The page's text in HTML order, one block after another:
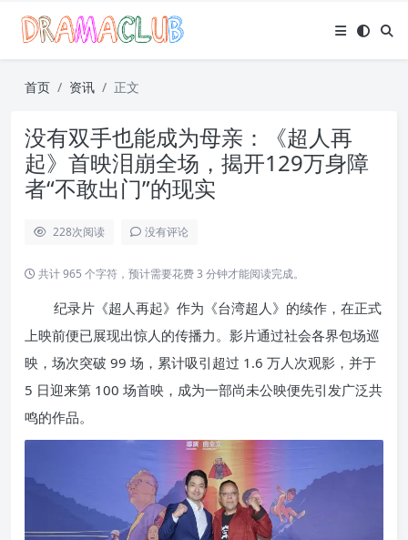
首页 资讯 正文
没有双手也能成为母亲：《超人再
起》首映泪崩全场，揭开129万身障
者“不敢出门”的现实
228次阅读 没有评论
共计 965 个字符，预计需要花费 3 分钟才能阅读完成。
纪录片《超人再起》作为《台湾超人》的续作，在正式
上映前便已展现出惊人的传播力。影片通过社会各界包场巡
映，场次突破 99 场，累计吸引超过 1.6 万人次观影，并于
5 日迎来第 100 场首映，成为一部尚未公映便先引发广泛共
鸣的作品。